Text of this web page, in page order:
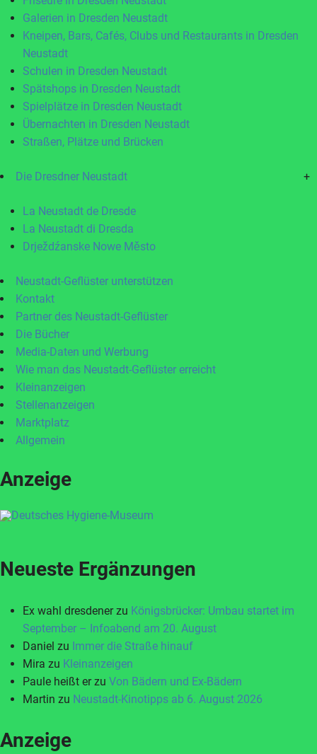
Galerien in Dresden Neustadt
Kneipen, Bars, Cafés, Clubs und Restaurants in Dresden
Neustadt
Schulen in Dresden Neustadt
Spätshops in Dresden Neustadt
Spielplätze in Dresden Neustadt
Übernachten in Dresden Neustadt
Straßen, Plätze und Brücken
Die Dresdner Neustadt +
La Neustadt de Dresde
La Neustadt di Dresda
Drježdźanske Nowe Město
Neustadt-Geflüster unterstützen
Kontakt
Partner des Neustadt-Geflüster
Die Bücher
Media-Daten und Werbung
Wie man das Neustadt-Geflüster erreicht
Kleinanzeigen
Stellenanzeigen
Marktplatz
Allgemein
Anzeige
Neueste Ergänzungen
Ex wahl dresdenerzu Königsbrücker: Umbau startet im
September – Infoabend am 20. August
Daniel zu Immer die Straße hinauf
Mira zu Kleinanzeigen
Paule heißt erzu Von Bädern und Ex-Bädern
Martin zu Neustadt-Kinotipps ab 6. August 2026
Anzeige